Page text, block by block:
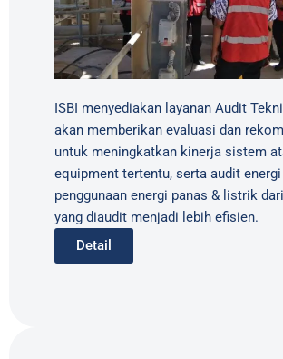
ISBI menyediakan layanan Audit
akan memberikan evaluasi dan
untuk meningkatkan kinerja sistem
equipment tertentu, serta audit
penggunaan energi panas & listrik
yang diaudit menjadi lebih efisien.
Detail